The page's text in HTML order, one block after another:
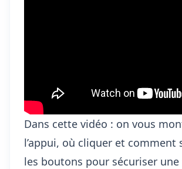
Dans cette vidéo : on vous
l’appui, où cliquer et comment
les boutons pour sécuriser